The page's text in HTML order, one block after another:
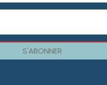
S'ABONNER